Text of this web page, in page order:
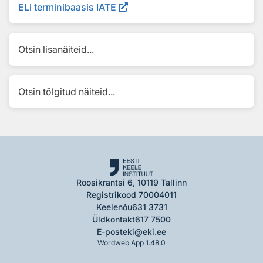
ELi terminibaasis IATE
Otsin lisanäiteid...
Otsin tõlgitud näiteid...
Roosikrantsi 6, 10119 Tallinn
Registrikood 70004011
Keelenõu631 3731
Üldkontakt617 7500
E-posteki@eki.ee
Wordweb App 1.48.0